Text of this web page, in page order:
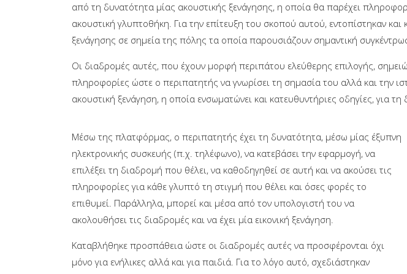
από τη δυνατότητα μίας ακουστικής ξενάγησης, η οποία θα παρέχει
ακουστική γλυπτοθήκη. Για την επίτευξη του σκοπού αυτού, εντοπίστηκαν
ξενάγησης σε σημεία της πόλης τα οποία παρουσιάζουν σημαντική
Οι διαδρομές αυτές, που έχουν μορφή περιπάτου ελεύθερης επιλογής,
πληροφορίες ώστε ο περιπατητής να γνωρίσει τη σημασία του αλλά και την
ακουστική ξενάγηση, η οποία ενσωματώνει και κατευθυντήριες οδηγίες, για
Μέσω της πλατφόρμας, ο περιπατητής έχει τη δυνατότητα, μέσω μίας έξυπνη
ηλεκτρονικής συσκευής (π.χ. τηλέφωνο), να κατεβάσει την εφαρμογή, να
επιλέξει τη διαδρομή που θέλει, να καθοδηγηθεί σε αυτή και να ακούσει τις
πληροφορίες για κάθε γλυπτό τη στιγμή που θέλει και όσες φορές το
επιθυμεί. Παράλληλα, μπορεί και μέσα από τον υπολογιστή του να
ακολουθήσει τις διαδρομές και να έχει μία εικονική ξενάγηση.
Καταβλήθηκε προσπάθεια ώστε οι διαδρομές αυτές να προσφέρονται όχι
μόνο για ενήλικες αλλά και για παιδιά. Για το λόγο αυτό, σχεδιάστηκαν